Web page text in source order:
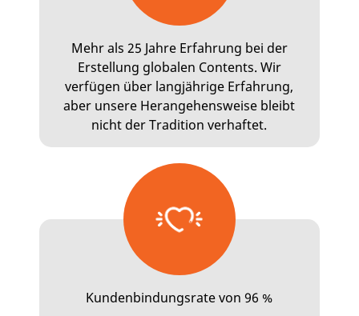
Mehr als 25 Jahre Erfahrung bei der
Erstellung globalen Contents. Wir
verfügen über langjährige Erfahrung,
aber unsere Herangehensweise bleibt
nicht der Tradition verhaftet.
Kundenbindungsrate von 96 %